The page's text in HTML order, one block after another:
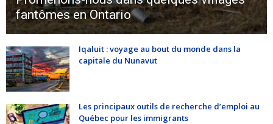
fantômes en Ontario
Iqaluit : voyage au bout du monde dans la
capitale du Nunavut
Les principaux outils de recherche d’emploi au
Québec pour les immigrants